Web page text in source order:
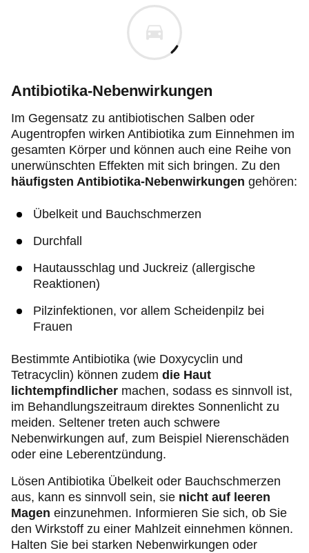
Antibiotika-Nebenwirkungen
Im Gegensatz zu antibiotischen Salben oder
Augentropfen wirken Antibiotika zum Einnehmen im
gesamten Körper und können auch eine Reihe von
unerwünschten Effekten mit sich bringen. Zu den
häufigsten Antibiotika-Nebenwirkungen gehören:
Übelkeit und Bauchschmerzen
Durchfall
Hautausschlag und Juckreiz (allergische
Reaktionen)
Pilzinfektionen, vor allem Scheidenpilz bei
Frauen
Bestimmte Antibiotika (wie Doxycyclin und
Tetracyclin) können zudem die Haut
lichtempfindlicher machen, sodass es sinnvoll ist,
im Behandlungszeitraum direktes Sonnenlicht zu
meiden. Seltener treten auch schwere
Nebenwirkungen auf, zum Beispiel Nierenschäden
oder eine Leberentzündung.
Lösen Antibiotika Übelkeit oder Bauchschmerzen
aus, kann es sinnvoll sein, sie nicht auf leeren
Magen einzunehmen. Informieren Sie sich, ob Sie
den Wirkstoff zu einer Mahlzeit einnehmen können.
Halten Sie bei starken Nebenwirkungen oder